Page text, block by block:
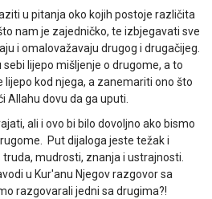
u pitanja oko kojih postoje različita
nam je zajedničko, te izbjegavati sve
i omalovažavaju drugog i drugačijeg.
lijepo mišljenje o drugome, a to
kod njega, a zanemariti ono što
Allahu dovu da ga uputi.
ali i ovo bi bilo dovoljno ako bismo
Put dijaloga jeste težak i
mudrosti, znanja i ustrajnosti.
u Kur'anu Njegov razgovor sa
razgovarali jedni sa drugima?!